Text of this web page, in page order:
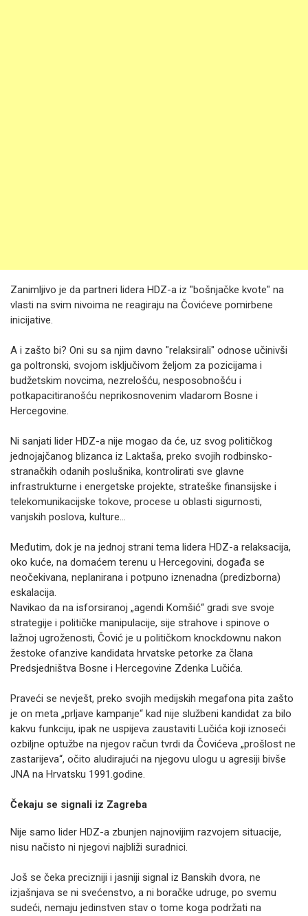
Zanimljivo je da partneri lidera HDZ-a iz "bošnjačke kvote" na
vlasti na svim nivoima ne reagiraju na Čovićeve pomirbene
inicijative.
A i zašto bi? Oni su sa njim davno "relaksirali" odnose učinivši
ga poltronski, svojom isključivom željom za pozicijama i
budžetskim novcima, nezrelošću, nesposobnošću i
potkapacitiranošću neprikosnovenim vladarom Bosne i
Hercegovine.
Ni sanjati lider HDZ-a nije mogao da će, uz svog političkog
jednojajčanog blizanca iz Laktaša, preko svojih rodbinsko-
stranačkih odanih poslušnika, kontrolirati sve glavne
infrastrukturne i energetske projekte, strateške finansijske i
telekomunikacijske tokove, procese u oblasti sigurnosti,
vanjskih poslova, kulture...
Međutim, dok je na jednoj strani tema lidera HDZ-a relaksacija,
oko kuće, na domaćem terenu u Hercegovini, događa se
neočekivana, neplanirana i potpuno iznenadna (predizborna)
eskalacija.
Navikao da na isforsiranoj „agendi Komšić“ gradi sve svoje
strategije i političke manipulacije, sije strahove i spinove o
lažnoj ugroženosti, Čović je u političkom knockdownu nakon
žestoke ofanzive kandidata hrvatske petorke za člana
Predsjedništva Bosne i Hercegovine Zdenka Lučića.
Praveći se nevješt, preko svojih medijskih megafona pita zašto
je on meta „prljave kampanje“ kad nije službeni kandidat za bilo
kakvu funkciju, ipak ne uspijeva zaustaviti Lučića koji iznoseći
ozbiljne optužbe na njegov račun tvrdi da Čovićeva „prošlost ne
zastarijeva“, očito aludirajući na njegovu ulogu u agresiji bivše
JNA na Hrvatsku 1991.godine.
Čekaju se signali iz Zagreba
Nije samo lider HDZ-a zbunjen najnovijim razvojem situacije,
nisu načisto ni njegovi najbliži suradnici.
Još se čeka precizniji i jasniji signal iz Banskih dvora, ne
izjašnjava se ni svećenstvo, a ni boračke udruge, po svemu
sudeći, nemaju jedinstven stav o tome koga podržati na